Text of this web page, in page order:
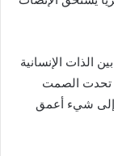
الذات الإنسانية
تحدت الصمت
إلى شيء أعمق